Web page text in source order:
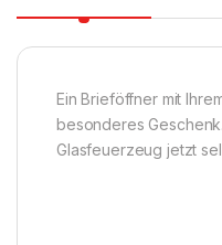
Ein Brieföffner mit
besonderes
Glasfeuerzeug jetzt